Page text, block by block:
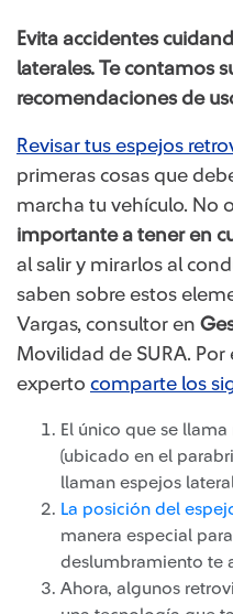
Evita accidentes
laterales. Te contamos
recomendaciones de
Revisar tus espejos
primeras cosas que
marcha tu vehículo. No
importante a tener en
al salir y mirarlos al
saben sobre estos
Vargas, consultor en
Movilidad de SURA. Por
experto comparte los
​El único que se
(ubicado en el
llaman espejos
La posición del
manera especial
deslumbramiento te
Ahora, algunos